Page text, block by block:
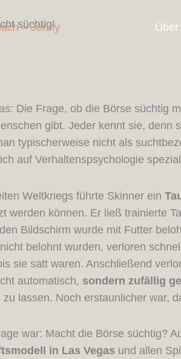
süchtig!
Die Frage, ob die Börse süchtig
gibt. Jeder kennt sie,
typischerweise nicht als
auf Verhaltenspsychologie
Weltkriegs führte Skinner ein
werden können. Er ließ trainierte
Bildschirm wurde mit Futter
belohnt wurden, verloren
sie satt waren. Anschließend
automatisch, sondern zufällig
lassen. Noch erstaunlicher war,
war: Macht die Börse süchtig?
in Las Vegas und allen